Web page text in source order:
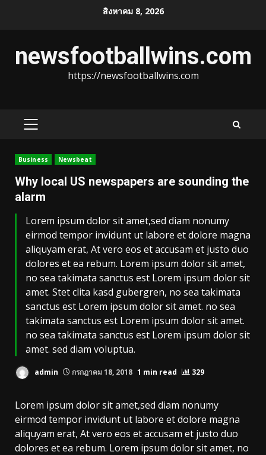
สิงหาคม 8, 2026
newsfootballwins.com
https://newsfootballwins.com
PRIMARY
Business Newsbeat
Why local US newspapers are sounding the
alarm
Lorem ipsum dolor sit amet,sed diam nonumy
eirmod tempor invidunt ut labore et dolore magna
aliquyam erat, At vero eos et accusam et justo duo
dolores et ea rebum. Lorem ipsum dolor sit amet,
no sea takimata sanctus est Lorem ipsum dolor sit
amet. Stet clita kasd gubergren, no sea takimata
sanctus est Lorem ipsum dolor sit amet. no sea
takimata sanctus est Lorem ipsum dolor sit amet.
no sea takimata sanctus est Lorem ipsum dolor sit
amet. sed diam voluptua.
admin กรกฎาคม 18, 2018 1 min read 329
Lorem ipsum dolor sit amet,sed diam nonumy
eirmod tempor invidunt ut labore et dolore magna
aliquyam erat, At vero eos et accusam et justo duo
dolores et ea rebum. Lorem ipsum dolor sit amet, no